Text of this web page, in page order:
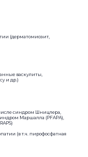
(дерматомиозит,
васкулиты,
и др.)
синдром Шницлера,
Маршалла (PFAPA),
(в т.ч. пирофосфатная